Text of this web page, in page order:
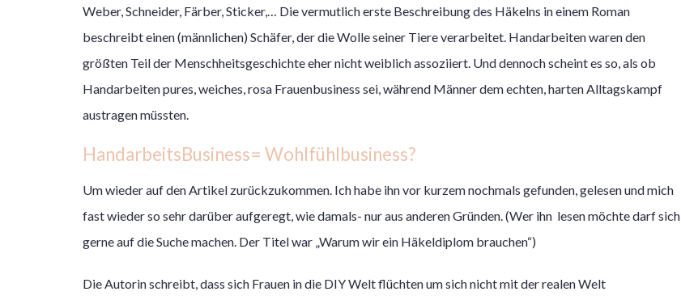
Weber, Schneider, Färber, Sticker,… Die vermutlich erste Beschreibung des Häkelns in einem Roman
beschreibt einen (männlichen) Schäfer, der die Wolle seiner Tiere verarbeitet. Handarbeiten waren den
größten Teil der Menschheitsgeschichte eher nicht weiblich assoziiert. Und dennoch scheint es so, als ob
Handarbeiten pures, weiches, rosa Frauenbusiness sei, während Männer dem echten, harten Alltagskampf
austragen müssten.
HandarbeitsBusiness= Wohlfühlbusiness?
Um wieder auf den Artikel zurückzukommen. Ich habe ihn vor kurzem nochmals gefunden, gelesen und mich
fast wieder so sehr darüber aufgeregt, wie damals- nur aus anderen Gründen. (Wer ihn lesen möchte darf sich
gerne auf die Suche machen. Der Titel war „Warum wir ein Häkeldiplom brauchen“)
Die Autorin schreibt, dass sich Frauen in die DIY Welt flüchten um sich nicht mit der realen Welt